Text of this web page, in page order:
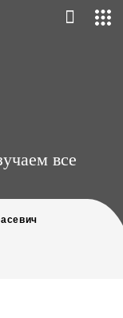
все